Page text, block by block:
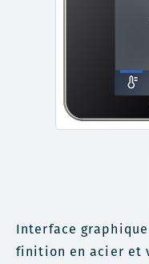
Interface
finition en acier et